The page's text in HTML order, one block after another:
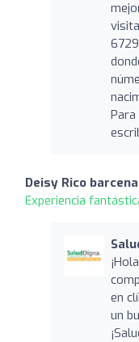
Deisy Rico
Experiencia
en
un